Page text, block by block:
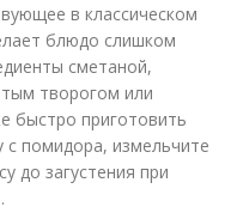
в классическом
блюдо слишком
сметаной,
творогом или
приготовить
с помидора, измельчите
до загустения при